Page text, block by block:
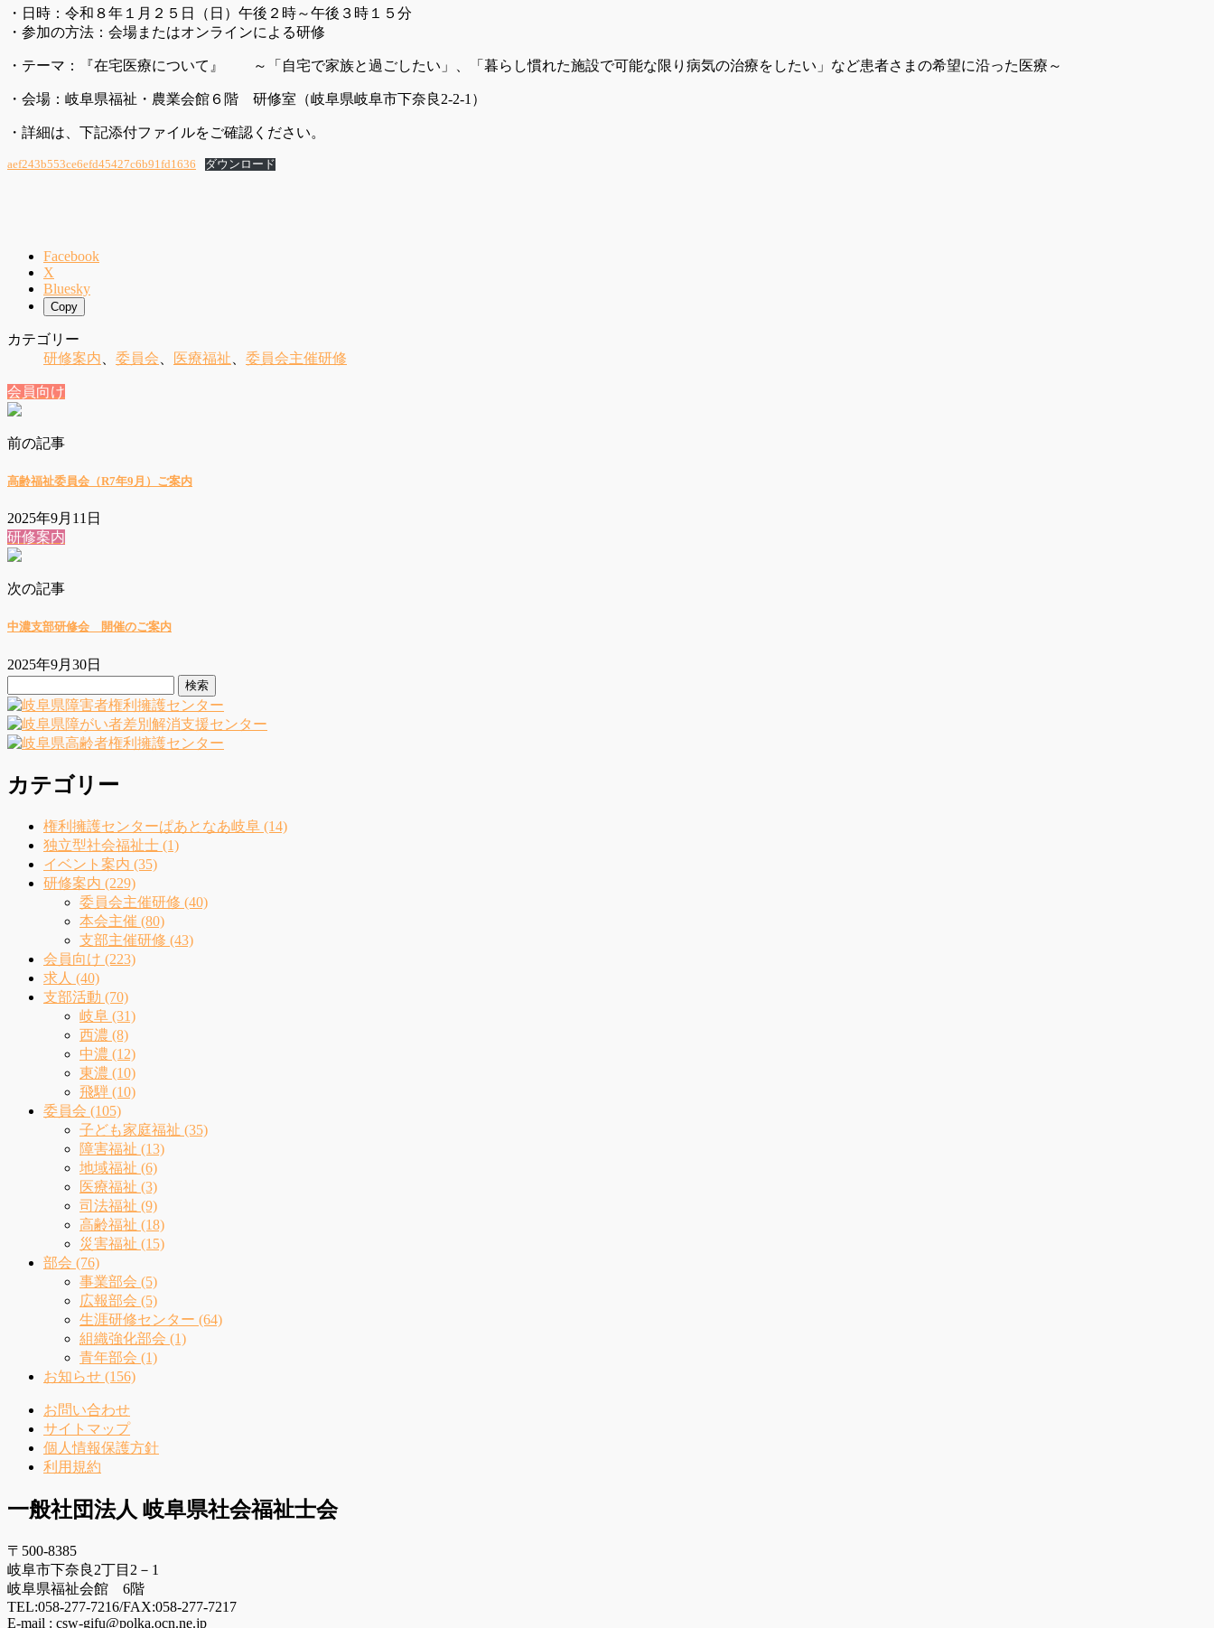
・日時：令和８年１月２５日（日）午後２時～午後３時１５分
・参加の方法：会場またはオンラインによる研修
・テーマ：『在宅医療について』 ～「自宅で家族と過ごしたい」、「暮らし慣れた施設で可能な限り病気の治療をしたい」など患者さまの希望に沿った医療～
・会場：岐阜県福祉・農業会館６階 研修室（岐阜県岐阜市下奈良2-2-1）
・詳細は、下記添付ファイルをご確認ください。
aef243b553ce6efd45427c6b91fd1636 ダウンロード
Facebook
X
Bluesky
Copy
カテゴリー
研修案内
委員会 医療福祉 委員会主催研修
会員向け
前の記事
高齢福祉委員会（R7年9月）ご案内
2025年9月11日
研修案内
次の記事
中濃支部研修会 開催のご案内
2025年9月30日
索:
カテゴリー
権利擁護センターぱあとなあ岐阜 (14)
独立型社会福祉士 (1)
イベント案内 (35)
研修案内 (229)
委員会主催研修 (40)
本会主催 (80)
支部主催研修 (43)
会員向け (223)
求人 (40)
支部活動 (70)
岐阜 (31)
西濃 (8)
中濃 (12)
東濃 (10)
飛騨 (10)
委員会 (105)
子ども家庭福祉 (35)
障害福祉 (13)
地域福祉 (6)
医療福祉 (3)
司法福祉 (9)
高齢福祉 (18)
災害福祉 (15)
部会 (76)
事業部会 (5)
広報部会 (5)
生涯研修センター (64)
組織強化部会 (1)
青年部会 (1)
お知らせ (156)
お問い合わせ
サイトマップ
個人情報保護方針
利用規約
一般社団法人 岐阜県社会福祉士会
〒500-8385
岐阜市下奈良2丁目2－1
岐阜県福祉会館 6階
TEL:058-277-7216/FAX:058-277-7217
E-mail : csw-gifu@polka.ocn.ne.jp